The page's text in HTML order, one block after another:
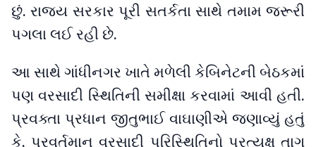
છું. રાજ્ય સરકાર પૂરી સતર્કતા સાથે તમામ જરૂરી
પગલા લઈ રહી છે.
આ સાથે ગાંધીનગર ખાતે મળેલી કેબિનેટની બેઠકમાં
પણ વરસાદી સ્થિતિની સમીક્ષા કરવામાં આવી હતી.
પ્રવક્તા પ્રધાન જીતુભાઈ વાઘાણીએ જણાવ્યું હતું
કે, પ્રવર્તમાન વરસાદી પરિસ્થિતિનો પ્રત્યક્ષ તાગ